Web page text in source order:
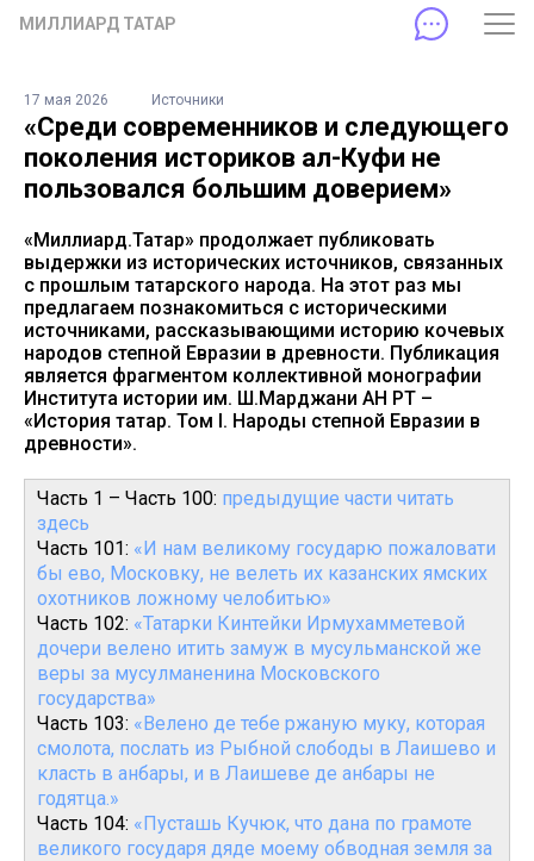
МИЛЛИАРД ТАТАР
17 мая 2026 Источники
«Среди современников и следующего
поколения историков ал-Куфи не
пользовался большим доверием»
«Миллиард.Татар» продолжает публиковать
выдержки из исторических источников, связанных
с прошлым татарского народа. На этот раз мы
предлагаем познакомиться с историческими
источниками, рассказывающими историю кочевых
народов степной Евразии в древности. Публикация
является фрагментом коллективной монографии
Института истории им. Ш.Марджани АН РТ –
«История татар. Том I. Народы степной Евразии в
древности».
Часть 1 – Часть 100: предыдущие части читать
здесь
Часть 101: «И нам великому государю пожаловати
бы ево, Московку, не велеть их казанских ямских
охотников ложному челобитью»
Часть 102: «Татарки Кинтейки Ирмухамметевой
дочери велено итить замуж в мусульманской же
веры за мусулманенина Московского
государства»
Часть 103: «Велено де тебе ржаную муку, которая
смолота, послать из Рыбной слободы в Лаишево и
класть в анбары, и в Лаишеве де анбары не
годятца.»
Часть 104: «Пусташь Кучюк, что дана по грамоте
великого государя дяде моему обводная земля за